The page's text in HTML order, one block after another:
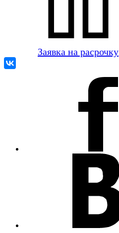
Заявка на расрочку